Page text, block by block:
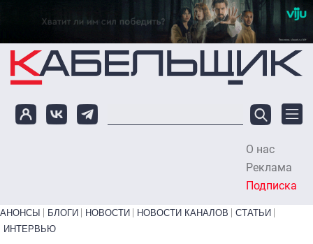
Перейти к основному содержанию
О нас
Реклама
Подписка
Primary links bottom
АНОНСЫ БЛОГИ НОВОСТИ НОВОСТИ КАНАЛОВ
СТАТЬИ
ИНТЕРВЬЮ